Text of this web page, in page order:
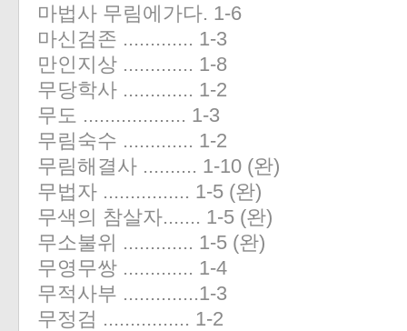
마법사 무림에가다. 1-6
마신검존 ............. 1-3
만인지상 ............. 1-8
무당학사 ............. 1-2
무도 ................... 1-3
무림숙수 ............. 1-2
무림해결사 .......... 1-10 (완)
무법자 ................ 1-5 (완)
무색의 참살자....... 1-5 (완)
무소불위 ............. 1-5 (완)
무영무쌍 ............. 1-4
무적사부 ..............1-3
무정검 ................ 1-2